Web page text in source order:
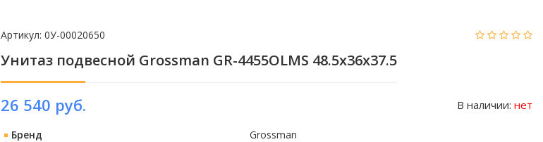
Артикул: 0У-00020650
Унитаз подвесной Grossman GR-4455OLMS 48.5х36х37.5
26 540 руб. В наличии: нет
Бренд
Grossman